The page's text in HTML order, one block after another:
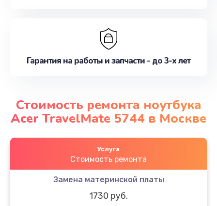
Гарантия на работы и запчасти - до 3-х лет
Стоимость ремонта ноутбука
Acer TravelMate 5744 в Москве
Услуга
Стоимость ремонта
Замена материнской платы
1730 руб.